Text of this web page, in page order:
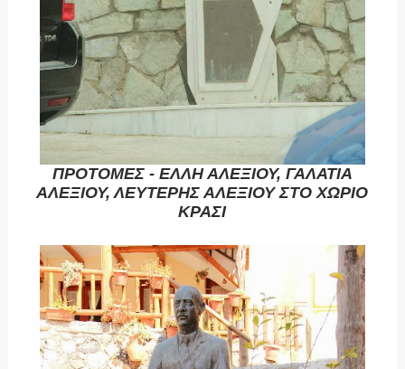
ΠΡΟΤΟΜΕΣ - ΕΛΛΗ ΑΛΕΞΙΟΥ, ΓΑΛΑΤΙΑ
ΑΛΕΞΙΟΥ, ΛΕΥΤΕΡΗΣ ΑΛΕΞΙΟΥ ΣΤΟ ΧΩΡΙΟ
ΚΡΑΣΙ